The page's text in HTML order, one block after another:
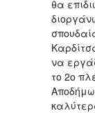
θα
να
το 2ο